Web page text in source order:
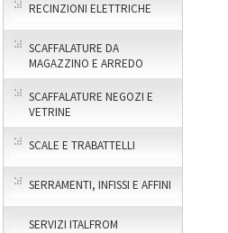
RECINZIONI ELETTRICHE
SCAFFALATURE DA
MAGAZZINO E ARREDO
SCAFFALATURE NEGOZI E
VETRINE
SCALE E TRABATTELLI
SERRAMENTI, INFISSI E AFFINI
SERVIZI ITALFROM